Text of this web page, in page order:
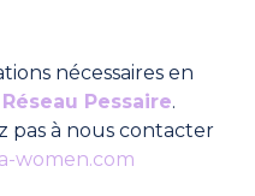
nécessaires en
Réseau Pessaire.
pas à nous contacter
women.com